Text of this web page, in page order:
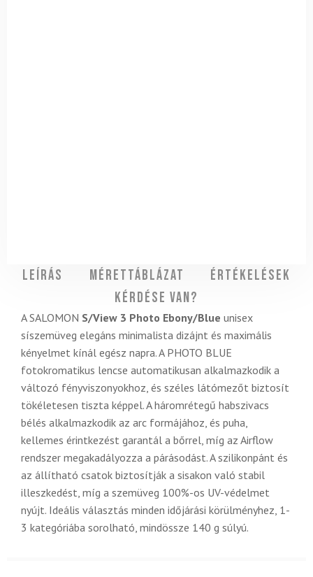
Leírás Mérettáblázat
Értékelések
Kérdése van?
A SALOMON S/View 3 Photo Ebony/Blue unisex
síszemüveg elegáns minimalista dizájnt és maximális
kényelmet kínál egész napra. A PHOTO BLUE
fotokromatikus lencse automatikusan alkalmazkodik a
változó fényviszonyokhoz, és széles látómezőt biztosít
tökéletesen tiszta képpel. A háromrétegű habszivacs
bélés alkalmazkodik az arc formájához, és puha,
kellemes érintkezést garantál a bőrrel, míg az Airflow
rendszer megakadályozza a párásodást. A szilikonpánt és
az állítható csatok biztosítják a sisakon való stabil
illeszkedést, míg a szemüveg 100%-os UV-védelmet
nyújt. Ideális választás minden időjárási körülményhez, 1-
3 kategóriába sorolható, mindössze 140 g súlyú.